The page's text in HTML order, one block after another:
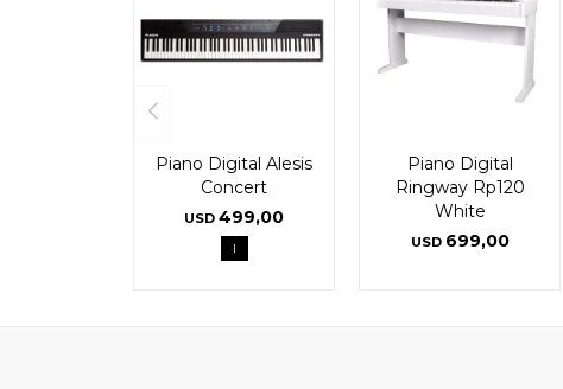
Piano Digital Alesis
Concert
USD 499,00
l
Piano Digital
Ringway Rp120
White
USD 699,00